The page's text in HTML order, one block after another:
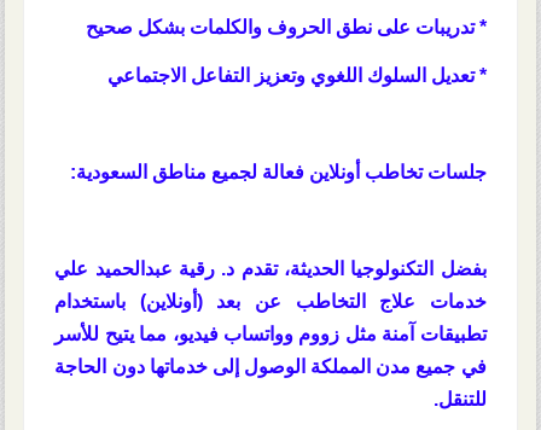
* تدريبات على نطق الحروف والكلمات بشكل صحيح
* تعديل السلوك اللغوي وتعزيز التفاعل الاجتماعي
جلسات تخاطب أونلاين فعالة لجميع مناطق السعودية:
بفضل التكنولوجيا الحديثة، تقدم د. رقية عبدالحميد علي
خدمات علاج التخاطب عن بعد (أونلاين) باستخدام
تطبيقات آمنة مثل زووم وواتساب فيديو، مما يتيح للأسر
في جميع مدن المملكة الوصول إلى خدماتها دون الحاجة
للتنقل.